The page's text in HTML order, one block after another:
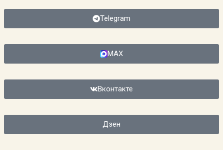
Telegram
MAX
Вконтакте
Дзен